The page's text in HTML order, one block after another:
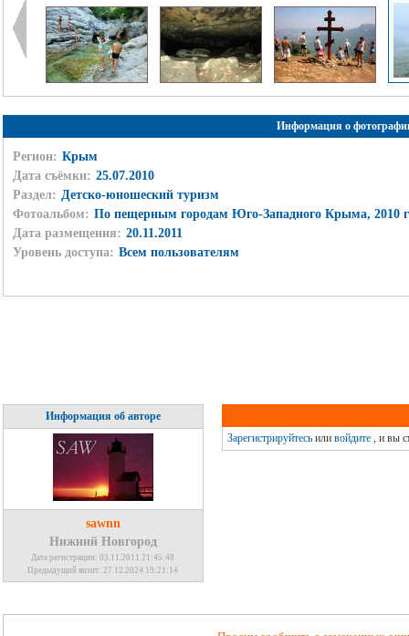
Информация о
Регион: Крым
Дата съёмки: 25.07.2010
Раздел: Детско-юношеский туризм
Фотоальбом: По пещерным городам Юго-Западного Крыма, 2010
Дата размещения: 20.11.2011
Уровень доступа: Всем пользователям
Информация об авторе
sawnn
Нижний Новгород
Дата регистрации: 03.11.2011 21:45:48
Предыдущий визит: 27.12.2024 19:21:14
Зарегистрируйтесьили войдите, и вы